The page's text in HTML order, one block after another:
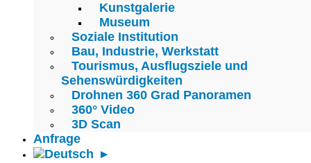
Kunstgalerie
Museum
Soziale Institution
Bau, Industrie, Werkstatt
Tourismus, Ausflugsziele und
Sehenswürdigkeiten
Drohnen 360 Grad Panoramen
360° Video
3D Scan
Anfrage